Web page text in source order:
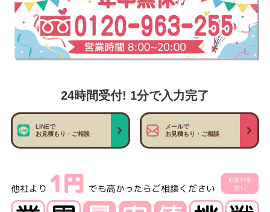
24時間受付! 1分で入力完了
LINEで
お見積もり・ご相談
メールで
お見積もり・ご相談